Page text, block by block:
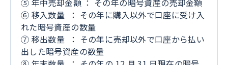
⑤ 年中売却金額 ： その年の暗号資産の売却金額
⑥ 移入数量 ： その年に購入以外で口座に受け入
れた暗号資産の数量
⑦ 移出数量 ： その年に売却以外で口座から払い
出した暗号資産の数量